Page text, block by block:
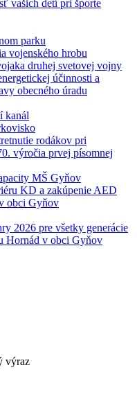
vašich detí pri športe
parku
vojenského hrobu
druhej svetovej vojny
účinnosti a
obecného úradu
kanál
rodákov pri
výročia prvej písomnej
MŠ Gyňov
KD a zakúpenie AED
obci Gyňov
2026 pre všetky generácie
Hornád v obci Gyňov
výraz